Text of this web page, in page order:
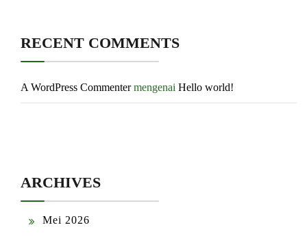
RECENT COMMENTS
A WordPress Commentermengenai Hello world!
ARCHIVES
Mei 2026